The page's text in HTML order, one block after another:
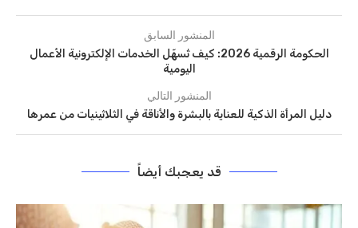
المنشور السابق
الحكومة الرقمية 2026: كيف تُسهّل الخدمات الإلكترونية الأعمال
اليومية
المنشور التالي
دليل المرأة الذكية للعناية بالبشرة والأناقة في الثلاثينيات من عمرها
قد يعجبك أيضاً